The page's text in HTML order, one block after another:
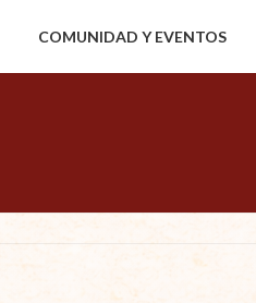
COMUNIDAD Y EVENTOS